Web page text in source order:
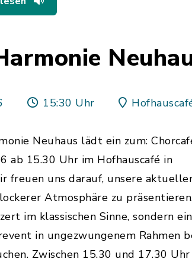
15:30 Uhr
Neuhaus lädt ein zum:
ab 15.30 Uhr im Hofhauscafé in
freuen uns darauf, unsere
Atmosphäre zu
im klassischen Sinne, sondern ein
in ungezwungenem Rahmen
Zwischen 15.30 und 17.30 Uhr